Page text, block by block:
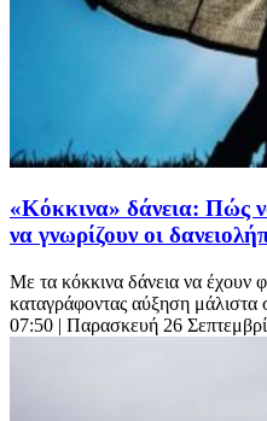
«Κόκκινα» δάνεια: Πώς
να γνωρίζουν οι
Με τα κόκκινα δάνεια να έχουν
καταγράφοντας αύξηση
07:50 | Παρασκευή 26